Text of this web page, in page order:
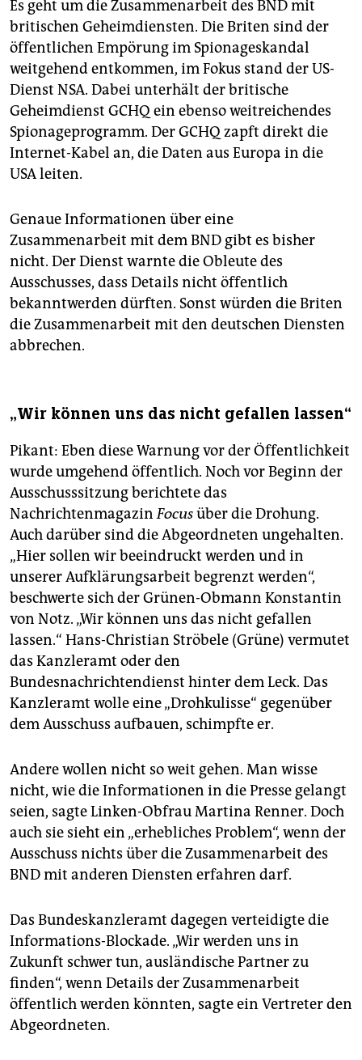
Es geht um die Zusammenarbeit des BND mit
britischen Geheimdiensten. Die Briten sind der
öffentlichen Empörung im Spionageskandal
weitgehend entkommen, im Fokus stand der US-
Dienst NSA. Dabei unterhält der britische
Geheimdienst GCHQ ein ebenso weitreichendes
Spionageprogramm. Der GCHQ zapft direkt die
Internet-Kabel an, die Daten aus Europa in die
USA leiten.
Genaue Informationen über eine
Zusammenarbeit mit dem BND gibt es bisher
nicht. Der Dienst warnte die Obleute des
Ausschusses, dass Details nicht öffentlich
bekanntwerden dürften. Sonst würden die Briten
die Zusammenarbeit mit den deutschen Diensten
abbrechen.
„Wir können uns das nicht gefallen lassen“
Pikant: Eben diese Warnung vor der Öffentlichkeit
wurde umgehend öffentlich. Noch vor Beginn der
Ausschusssitzung berichtete das
NachrichtenmagazinFocusüber die Drohung.
Auch darüber sind die Abgeordneten ungehalten.
„Hier sollen wir beeindruckt werden und in
unserer Aufklärungsarbeit begrenzt werden“,
beschwerte sich der Grünen-Obmann Konstantin
von Notz. „Wir können uns das nicht gefallen
lassen.“ Hans-Christian Ströbele (Grüne) vermutet
das Kanzleramt oder den
Bundesnachrichtendienst hinter dem Leck. Das
Kanzleramt wolle eine „Drohkulisse“ gegenüber
dem Ausschuss aufbauen, schimpfte er.
Andere wollen nicht so weit gehen. Man wisse
nicht, wie die Informationen in die Presse gelangt
seien, sagte Linken-Obfrau Martina Renner. Doch
auch sie sieht ein „erhebliches Problem“, wenn der
Ausschuss nichts über die Zusammenarbeit des
BND mit anderen Diensten erfahren darf.
Das Bundeskanzleramt dagegen verteidigte die
Informations-Blockade. „Wir werden uns in
Zukunft schwer tun, ausländische Partner zu
finden“, wenn Details der Zusammenarbeit
öffentlich werden könnten, sagte ein Vertreter den
Abgeordneten.